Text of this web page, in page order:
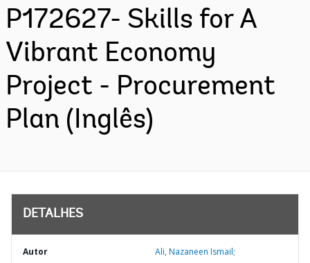
P172627- Skills for A
Vibrant Economy
Project - Procurement
Plan (Inglês)
DETALHES
Autor Ali, Nazaneen Ismail;